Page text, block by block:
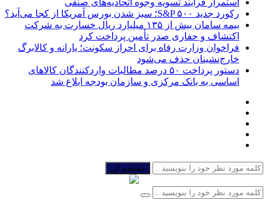
استمرار فرآیند تسویه وجوه اتحادیه‌های صنفی
رکورد جدید S&P ۵۰۰؛ سبز شدن بورس آمریکا از کجا می‌آید؟
بیمه سامان بیش از ۱۳۵ میلیارد ریال خسارت به شرکت
اکتشاف و حفاری صدر تأمین پرداخت کرد
فراخوان وزارت رفاه برای احراز سکونت؛ یارانه و کالابرگ
خارج‌نشینان حذف می‌شود
دستور پرداخت ۵۰ درصد مطالبات واردکنندگان کالاهای
اساسی به بانک مرکزی و سازمان بودجه ابلاغ شد
جستجو کن